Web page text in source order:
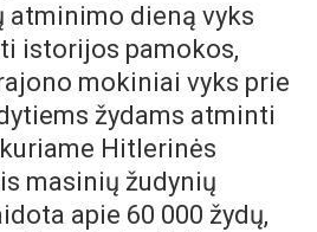
atminimo dieną vyks
istorijos pamokos,
mokiniai vyks prie
žydams atminti
Hitlerinės
masinių žudynių
apie 60 000 žydų,